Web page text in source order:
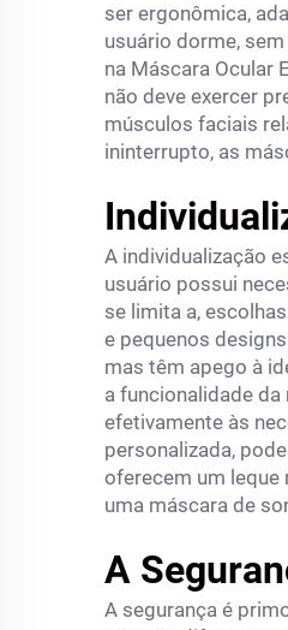
ser ergonômica,
usuário dorme,
na Máscara Ocular
não deve exercer
músculos faciais
ininterrupto, as
A individualização
usuário possui
se limita a,
e pequenos
mas têm apego à
a funcionalidade
efetivamente às
personalizada,
oferecem um
uma máscara de
A
A segurança é